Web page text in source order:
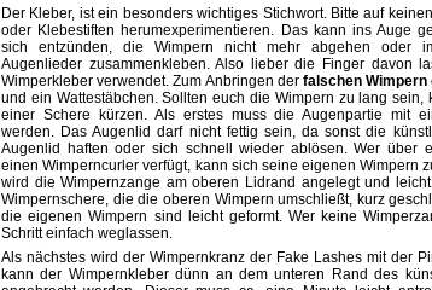
Der Kleber, ist ein besonders wichtiges Stichwort. Bitte auf
oder Klebestiften herumexperimentieren. Das kann ins Auge
sich entzünden, die Wimpern nicht mehr abgehen oder
Augenlieder zusammenkleben. Also lieber die Finger davon
Wimperkleber verwendet. Zum Anbringen der falschen Wimpern
und ein Wattestäbchen. Sollten euch die Wimpern zu lang sein,
einer Schere kürzen. Als erstes muss die Augenpartie mit
werden. Das Augenlid darf nicht fettig sein, da sonst die
Augenlid haften oder sich schnell wieder ablösen. Wer über
einen Wimperncurler verfügt, kann sich seine eigenen Wimpern
wird die Wimpernzange am oberen Lidrand angelegt und
Wimpernschere, die die oberen Wimpern umschließt, kurz
die eigenen Wimpern sind leicht geformt. Wer keine
Schritt einfach weglassen.
Als nächstes wird der Wimpernkranz der Fake Lashes mit der
kann der Wimpernkleber dünn an dem unteren Rand des